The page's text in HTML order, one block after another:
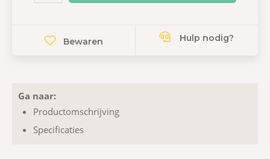
Bewaren Hulp nodig?
Ga naar:
Productomschrijving
Specificaties